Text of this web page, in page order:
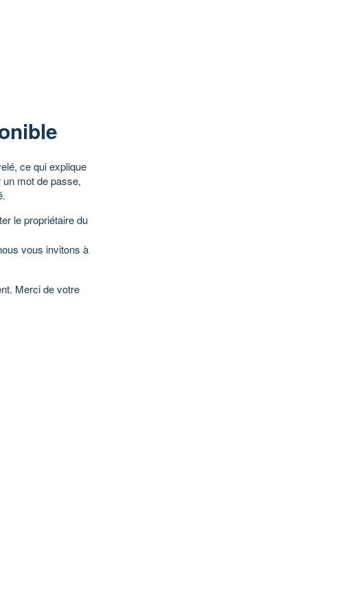
ce qui explique
mot de passe,
le propriétaire du
vous invitons à
Merci de votre